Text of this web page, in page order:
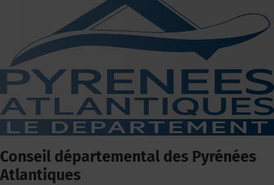
Conseil départemental des Pyrénées
Atlantiques